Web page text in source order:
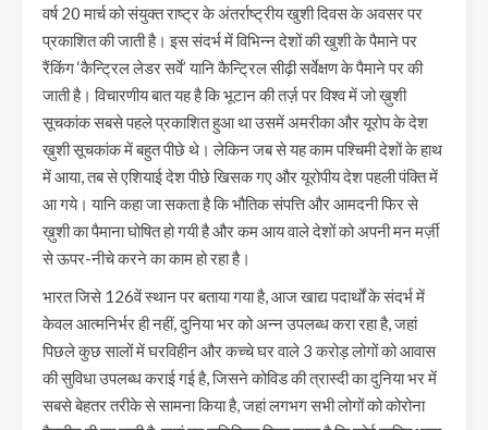
वर्ष 20 मार्च को संयुक्त राष्ट्र के अंतर्राष्ट्रीय खुशी दिवस के अवसर पर
प्रकाशित की जाती है। इस संदर्भ में विभिन्न देशों की खुशी के पैमाने पर
रैंकिंग ‘कैन्ट्रिल लेडर सर्वे’ यानि कैन्ट्रिल सीढ़ी सर्वेक्षण के पैमाने पर की
जाती है। विचारणीय बात यह है कि भूटान की तर्ज़ पर विश्व में जो ख़ुशी
सूचकांक सबसे पहले प्रकाशित हुआ था उसमें अमरीका और यूरोप के देश
ख़ुशी सूचकांक में बहुत पीछे थे। लेकिन जब से यह काम पश्चिमी देशों के हाथ
में आया, तब से एशियाई देश पीछे खिसक गए और यूरोपीय देश पहली पंक्ति में
आ गये। यानि कहा जा सकता है कि भौतिक संपत्ति और आमदनी फिर से
ख़ुशी का पैमाना घोषित हो गयी है और कम आय वाले देशों को अपनी मन मर्ज़ी
से ऊपर-नीचे करने का काम हो रहा है।
भारत जिसे 126वें स्थान पर बताया गया है, आज खाद्य पदार्थों के संदर्भ में
केवल आत्मनिर्भर ही नहीं, दुनिया भर को अन्न उपलब्ध करा रहा है, जहां
पिछले कुछ सालों में घरविहीन और कच्चे घर वाले 3 करोड़ लोगों को आवास
की सुविधा उपलब्ध कराई गई है, जिसने कोविड की त्रास्दी का दुनिया भर में
सबसे बेहतर तरीके से सामना किया है, जहां लगभग सभी लोगों को कोरोना